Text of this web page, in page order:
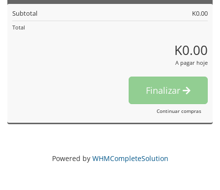
Subtotal K0.00
Total
K0.00
A pagar hoje
Finalizar
Continuar compras
Powered by WHMCompleteSolution